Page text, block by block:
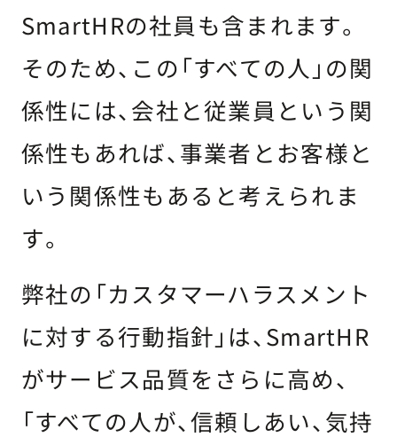
SmartHRの社員も含まれます。
そのため、この「すべての人」の関
係性には、会社と従業員という関
係性もあれば、事業者とお客様と
いう関係性もあると考えられま
す。
弊社の「カスタマーハラスメント
に対する行動指針」は、SmartHR
がサービス品質をさらに高め、
「すべての人が、信頼しあい、気持